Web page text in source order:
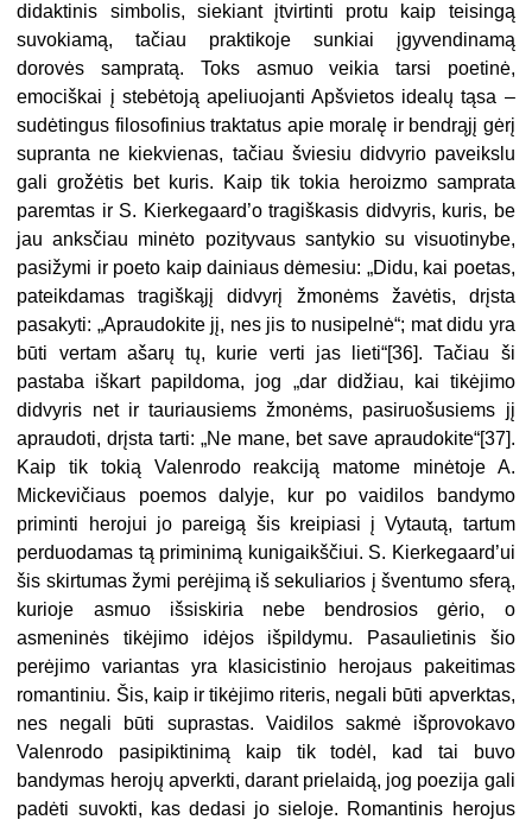
didaktinis simbolis, siekiant įtvirtinti protu kaip teisingą
suvokiamą, tačiau praktikoje sunkiai įgyvendinamą
dorovės sampratą. Toks asmuo veikia tarsi poetinė,
emociškai į stebėtoją apeliuojanti Apšvietos idealų tąsa –
sudėtingus filosofinius traktatus apie moralę ir bendrąjį gėrį
supranta ne kiekvienas, tačiau šviesiu didvyrio paveikslu
gali grožėtis bet kuris. Kaip tik tokia heroizmo samprata
paremtas ir S. Kierkegaard’o tragiškasis didvyris, kuris, be
jau anksčiau minėto pozityvaus santykio su visuotinybe,
pasižymi ir poeto kaip dainiaus dėmesiu: „Didu, kai poetas,
pateikdamas tragiškąjį didvyrį žmonėms žavėtis, drįsta
pasakyti: „Apraudokite jį, nes jis to nusipelnė“; mat didu yra
būti vertam ašarų tų, kurie verti jas lieti“[36]. Tačiau ši
pastaba iškart papildoma, jog „dar didžiau, kai tikėjimo
didvyris net ir tauriausiems žmonėms, pasiruošusiems jį
apraudoti, drįsta tarti: „Ne mane, bet save apraudokite“[37].
Kaip tik tokią Valenrodo reakciją matome minėtoje A.
Mickevičiaus poemos dalyje, kur po vaidilos bandymo
priminti herojui jo pareigą šis kreipiasi į Vytautą, tartum
perduodamas tą priminimą kunigaikščiui. S. Kierkegaard’ui
šis skirtumas žymi perėjimą iš sekuliarios į šventumo sferą,
kurioje asmuo išsiskiria nebe bendrosios gėrio, o
asmeninės tikėjimo idėjos išpildymu. Pasaulietinis šio
perėjimo variantas yra klasicistinio herojaus pakeitimas
romantiniu. Šis, kaip ir tikėjimo riteris, negali būti apverktas,
nes negali būti suprastas. Vaidilos sakmė išprovokavo
Valenrodo pasipiktinimą kaip tik todėl, kad tai buvo
bandymas herojų apverkti, darant prielaidą, jog poezija gali
padėti suvokti, kas dedasi jo sieloje. Romantinis herojus